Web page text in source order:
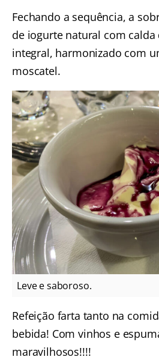
Fechando a sequência, a
de iogurte natural com calda
integral, harmonizado com
moscatel.
Leve e saboroso.
Refeição farta tanto na
bebida! Com vinhos e
maravilhosos!!!!